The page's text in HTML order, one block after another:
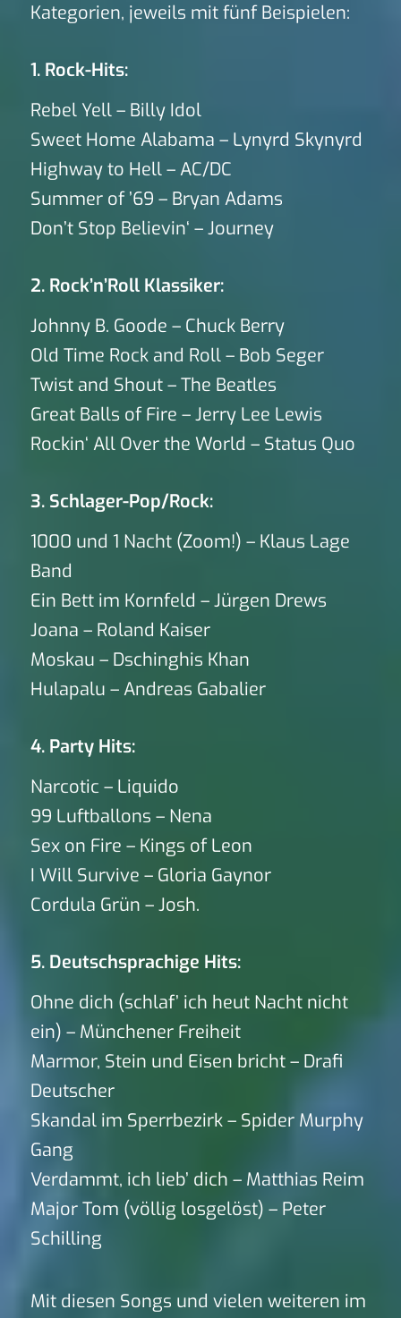
Kategorien, jeweils mit fünf Beispielen:
1. Rock-Hits:
Rebel Yell – Billy Idol
Sweet Home Alabama – Lynyrd Skynyrd
Highway to Hell – AC/DC
Summer of ’69 – Bryan Adams
Don’t Stop Believin‘ – Journey
2. Rock’n’Roll Klassiker:
Johnny B. Goode – Chuck Berry
Old Time Rock and Roll – Bob Seger
Twist and Shout – The Beatles
Great Balls of Fire – Jerry Lee Lewis
Rockin‘ All Over the World – Status Quo
3. Schlager-Pop/Rock:
1000 und 1 Nacht (Zoom!) – Klaus Lage
Band
Ein Bett im Kornfeld – Jürgen Drews
Joana – Roland Kaiser
Moskau – Dschinghis Khan
Hulapalu – Andreas Gabalier
4. Party Hits:
Narcotic – Liquido
99 Luftballons – Nena
Sex on Fire – Kings of Leon
I Will Survive – Gloria Gaynor
Cordula Grün – Josh.
5. Deutschsprachige Hits:
Ohne dich (schlaf’ ich heut Nacht nicht
ein) – Münchener Freiheit
Marmor, Stein und Eisen bricht – Drafi
Deutscher
Skandal im Sperrbezirk – Spider Murphy
Gang
Verdammt, ich lieb’ dich – Matthias Reim
Major Tom (völlig losgelöst) – Peter
Schilling
Mit diesen Songs und vielen weiteren im